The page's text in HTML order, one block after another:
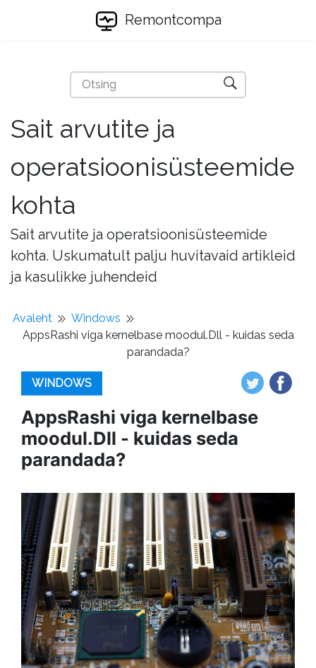
Remontcompa
Sait arvutite ja
operatsioonisüsteemide
kohta
Sait arvutite ja operatsioonisüsteemide
kohta. Uskumatult palju huvitavaid artikleid
ja kasulikke juhendeid
Avaleht
Windows
AppsRashi viga kernelbase moodul.Dll - kuidas seda
parandada?
WINDOWS
AppsRashi viga kernelbase
moodul.Dll - kuidas seda
parandada?